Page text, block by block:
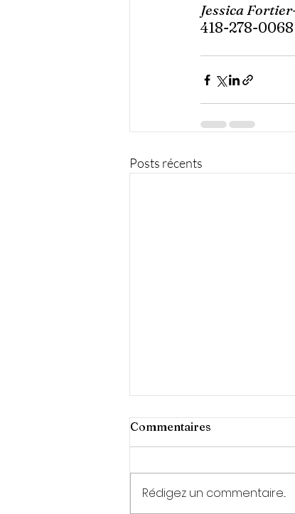
Jessica
418-278-0068
Posts récents
Commentaires
Rédigez un commentaire...